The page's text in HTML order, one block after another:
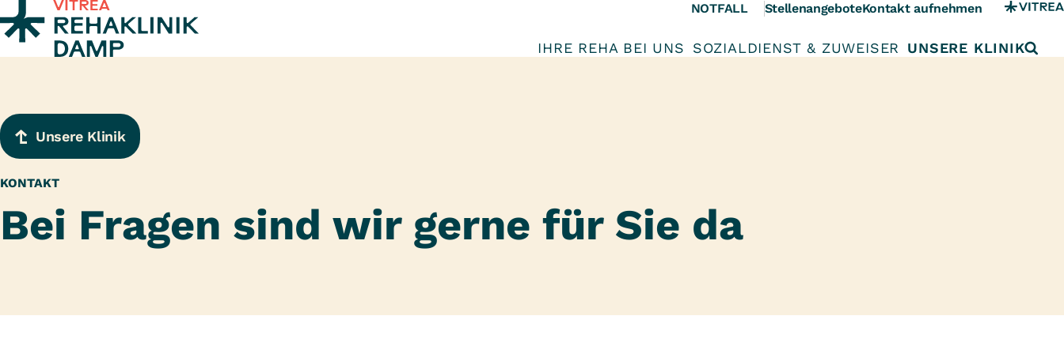
Zum Inhalt springen NOTFALL StellenangeboteKontakt aufnehmen
IHRE REHA BEI UNS SOZIALDIENST & ZUWEISER UNSERE KLINIK
Unsere Klinik
KONTAKT
Bei Fragen sind wir gerne für Sie da